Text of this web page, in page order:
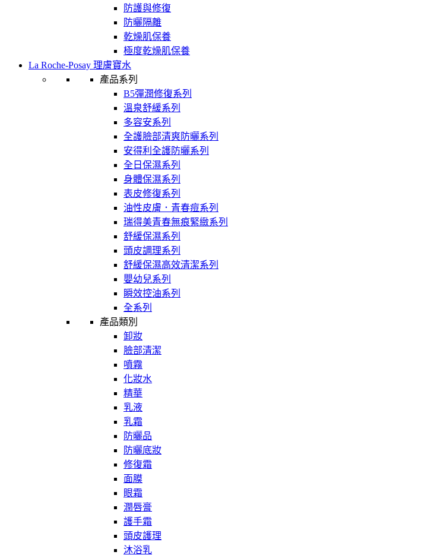
防護與修復
防曬隔離
乾燥肌保養
極度乾燥肌保養
La Roche-Posay 理膚寶水
產品系列
B5彈潤修復系列
溫泉舒緩系列
多容安系列
全護臉部清爽防曬系列
安得利全護防曬系列
全日保濕系列
身體保濕系列
表皮修復系列
油性皮膚．青春痘系列
瑞得美青春無痕緊緻系列
舒緩保濕系列
頭皮調理系列
舒緩保濕高效清潔系列
嬰幼兒系列
瞬效控油系列
全系列
產品類別
卸妝
臉部清潔
噴霧
化妝水
精華
乳液
乳霜
防曬品
防曬底妝
修復霜
面膜
眼霜
潤唇膏
護手霜
頭皮護理
沐浴乳